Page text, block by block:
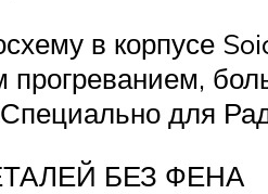
в корпусе
для
БЕЗ ФЕНА